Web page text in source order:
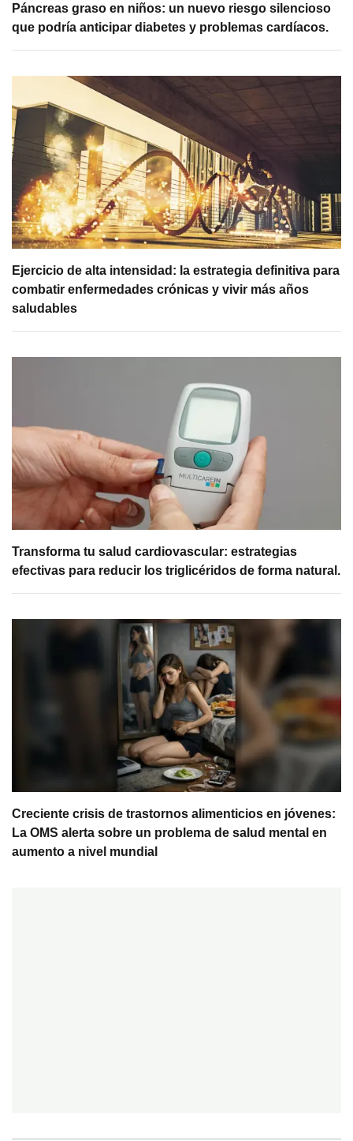
Páncreas graso en niños: un nuevo riesgo silencioso
que podría anticipar diabetes y problemas cardíacos.
Ejercicio de alta intensidad: la estrategia definitiva para
combatir enfermedades crónicas y vivir más años
saludables
Transforma tu salud cardiovascular: estrategias
efectivas para reducir los triglicéridos de forma natural.
Creciente crisis de trastornos alimenticios en jóvenes:
La OMS alerta sobre un problema de salud mental en
aumento a nivel mundial